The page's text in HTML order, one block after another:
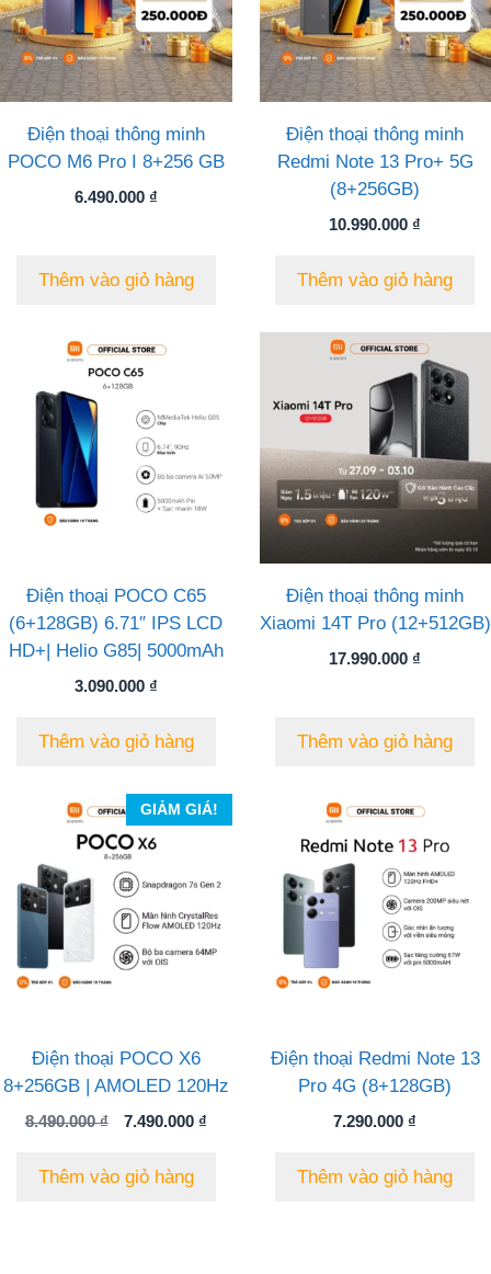
Điện thoại thông minh
POCO M6 Pro I 8+256 GB
6.490.000 ₫
Thêm vào giỏ hàng
Điện thoại thông minh
Redmi Note 13 Pro+ 5G
(8+256GB)
10.990.000 ₫
Thêm vào giỏ hàng
Điện thoại POCO C65
(6+128GB) 6.71″ IPS LCD
HD+| Helio G85| 5000mAh
3.090.000 ₫
Thêm vào giỏ hàng
Điện thoại thông minh
Xiaomi 14T Pro (12+512GB)
17.990.000 ₫
Thêm vào giỏ hàng
GIẢM GIÁ!
Điện thoại POCO X6
8+256GB | AMOLED 120Hz
8.490.000₫
Giá
là:
8.490.000 ₫.
7.490.000 ₫Giá
Thêm vào giỏ hàng
Điện thoại Redmi Note 13
Pro 4G (8+128GB)
7.290.000 ₫
Thêm vào giỏ hàng